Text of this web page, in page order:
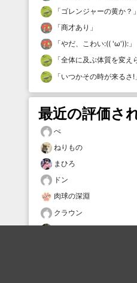
「ゴレンジャーの黄か？ 」
「商才あり 」
「やだ、こわい:(( 'ω')): 」
「全体に及ぶ体質を変え
「いつかその時が来るさ!
最近の評価さ
ぺ
ねりもの
まひろ
ドン
肉球の深淵
クラウン